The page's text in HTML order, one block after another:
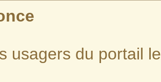
usagers du portail